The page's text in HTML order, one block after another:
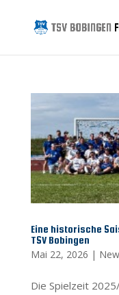
Eine historische
TSV Bobingen
Mai 22, 2026 |
Die Spielzeit